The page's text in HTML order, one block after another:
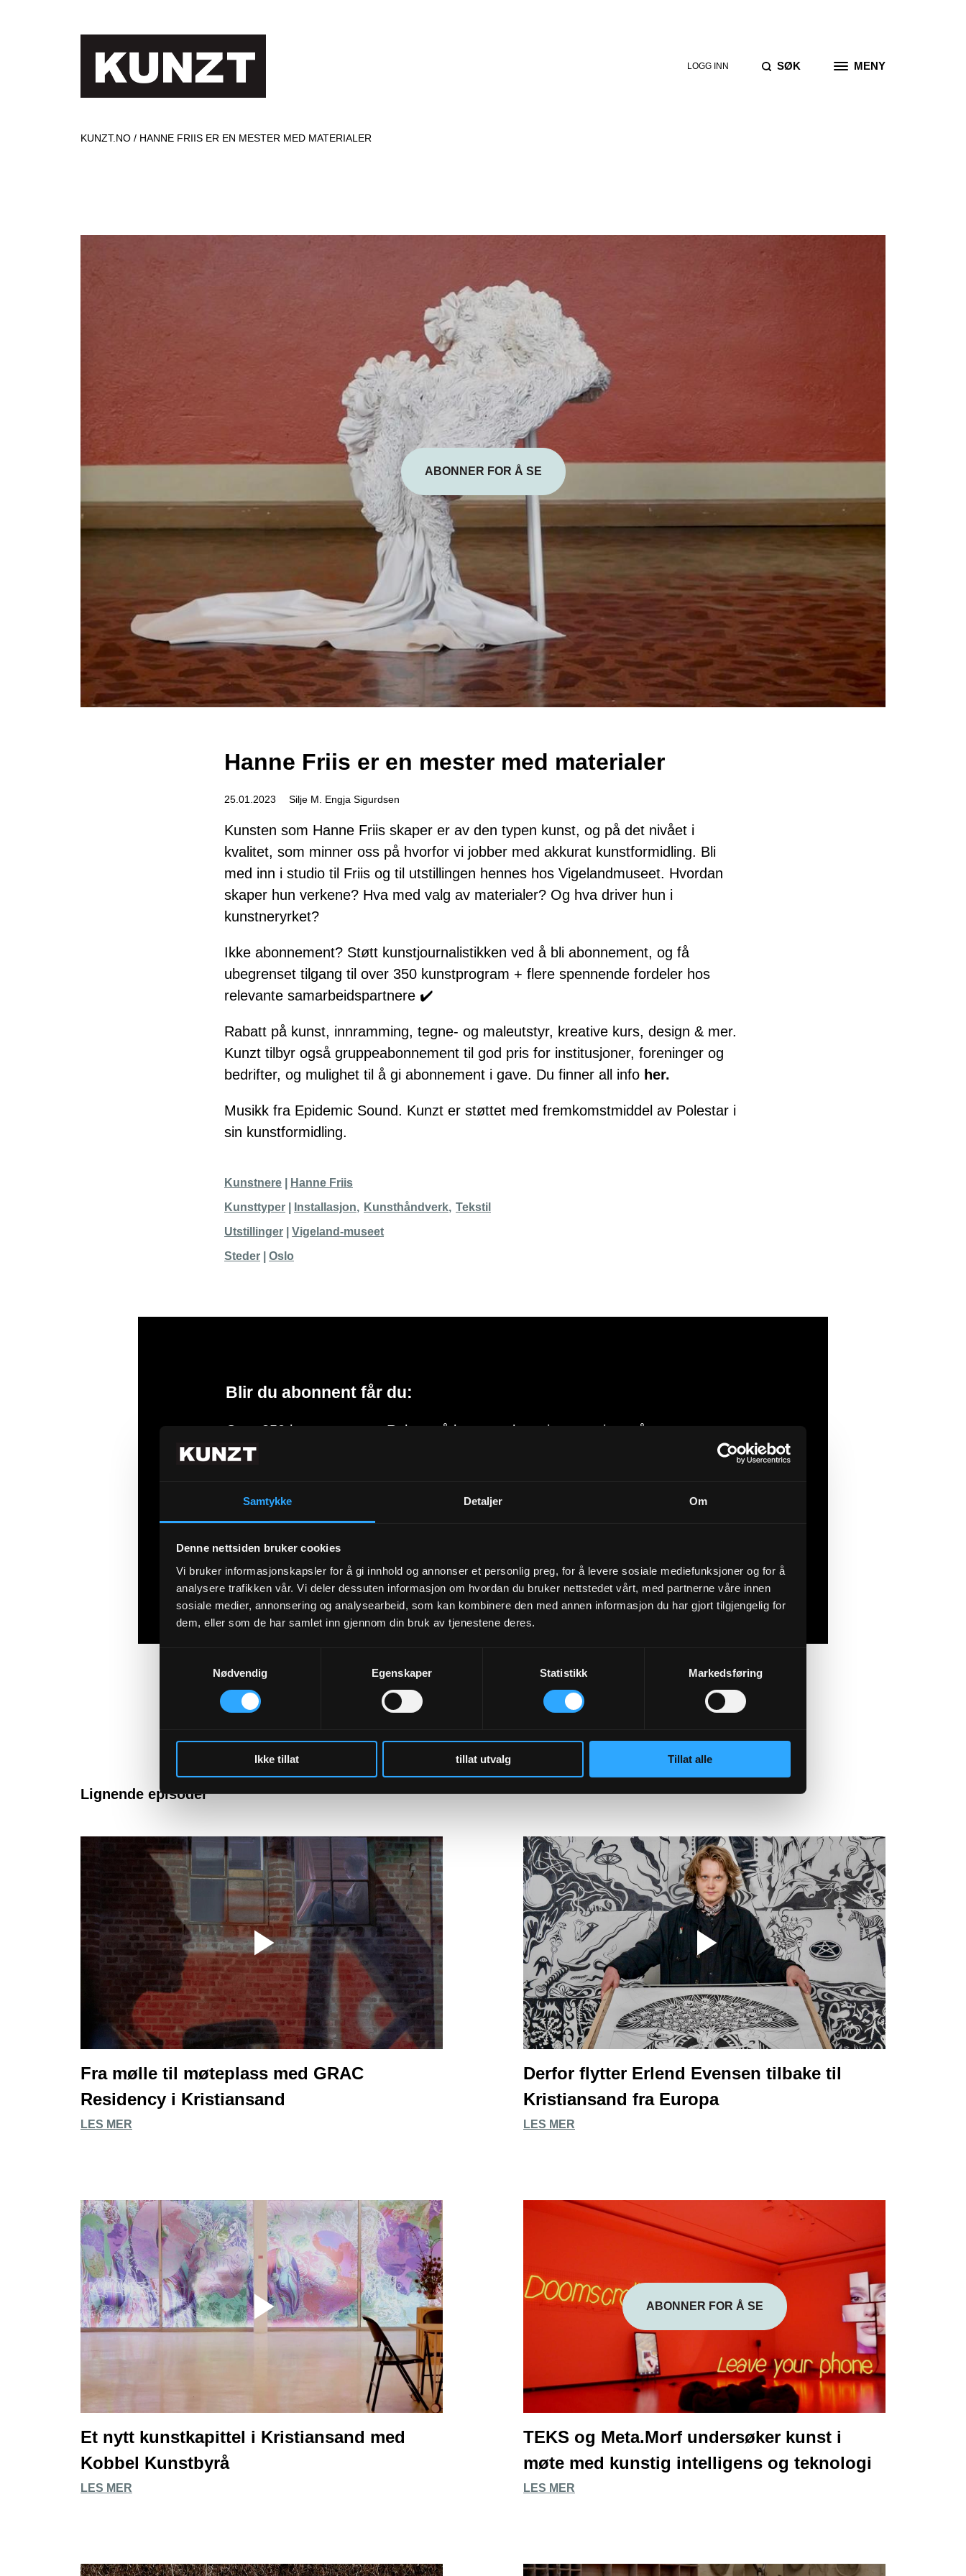
Samtykke Detaljer Om
Denne nettsiden bruker cookies
Vi bruker informasjonskapsler for å gi innhold og annonser et personlig preg, for å levere sosiale mediefunksjoner og for å
analysere trafikken vår. Vi deler dessuten informasjon om hvordan du bruker nettstedet vårt, med partnerne våre innen
sosiale medier, annonsering og analysearbeid, som kan kombinere den med annen informasjon du har gjort tilgjengelig for
dem, eller som de har samlet inn gjennom din bruk av tjenestene deres.
Nødvendig
Egenskaper Statistikk Markedsføring
Ikke tillat tillat utvalg Tillat alle
LOGG INN SØK MENY
KUNZT.NO HANNE FRIIS ER EN MESTER MED MATERIALER
ABONNER FOR Å SE
Hanne Friis er en mester med materialer
25.01.2023 Silje M. Engja Sigurdsen
Kunsten som Hanne Friis skaper er av den typen kunst, og på det nivået i
kvalitet, som minner oss på hvorfor vi jobber med akkurat kunstformidling. Bli
med inn i studio til Friis og til utstillingen hennes hos Vigelandmuseet. Hvordan
skaper hun verkene? Hva med valg av materialer? Og hva driver hun i
kunstneryrket?
Ikke abonnement? Støtt kunstjournalistikken ved å bli abonnement, og få
ubegrenset tilgang til over 350 kunstprogram + flere spennende fordeler hos
relevante samarbeidspartnere ✔️
Rabatt på kunst, innramming, tegne- og maleutstyr, kreative kurs, design & mer.
Kunzt tilbyr også gruppeabonnement til god pris for institusjoner, foreninger og
bedrifter, og mulighet til å gi abonnement i gave. Du finner all info her.
Musikk fra Epidemic Sound. Kunzt er støttet med fremkomstmiddel av Polestar i
sin kunstformidling.
Kunstnere
Hanne Friis
Kunsttyper
Installasjon Kunsthåndverk Tekstil
Utstillinger
Vigeland-museet
Steder
Oslo
Blir du abonnent får du:
Over 350 kunstprogram. Rabatt på kunst og kunstinnramming, på tegne- og
maleutstyr, kreative kurs & design og tekstil. Invitasjon og gratisbilletter til
Lignende episoder
Fra mølle til møteplass med GRAC
Residency i Kristiansand
LES MER
Derfor flytter Erlend Evensen tilbake til
Kristiansand fra Europa
LES MER
Et nytt kunstkapittel i Kristiansand med
Kobbel Kunstbyrå
LES MER
ABONNER FOR Å SE
TEKS og Meta.Morf undersøker kunst i
møte med kunstig intelligens og teknologi
LES MER